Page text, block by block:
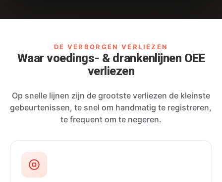
DE VERBORGEN VERLIEZEN
Waar voedings- & drankenlijnen OEE
verliezen
Op snelle lijnen zijn de grootste verliezen de kleinste
gebeurtenissen, te snel om handmatig te registreren,
te frequent om te negeren.